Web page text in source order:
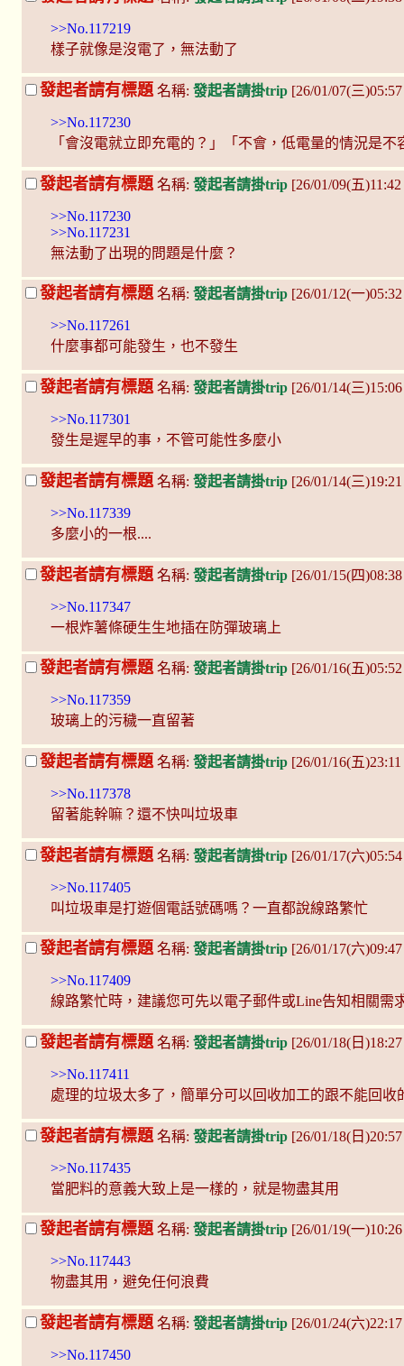
>>No.117219
樣子就像是沒電了，無法動了
發起者請有標題 名稱: 發起者請掛trip [26/01/07(三
>>No.117230
「會沒電就立即充電的？」「不會，低電量的情況是不
發起者請有標題 名稱: 發起者請掛trip [26/01/09(五
>>No.117230
>>No.117231
無法動了出現的問題是什麼？
發起者請有標題名稱: 發起者請掛trip [26/01/12(一
>>No.117261
什麼事都可能發生，也不發生
發起者請有標題 名稱: 發起者請掛trip [26/01/14(三
>>No.117301
發生是遲早的事，不管可能性多麼小
發起者請有標題 名稱: 發起者請掛trip [26/01/14(三
>>No.117339
多麼小的一根....
發起者請有標題 名稱: 發起者請掛trip [26/01/15(四
>>No.117347
一根炸薯條硬生生地插在防彈玻璃上
發起者請有標題 名稱: 發起者請掛trip [26/01/16(五
>>No.117359
玻璃上的污穢一直留著
發起者請有標題 名稱: 發起者請掛trip [26/01/16(五
>>No.117378
留著能幹嘛？還不快叫垃圾車
發起者請有標題 名稱: 發起者請掛trip [26/01/17(六
>>No.117405
叫垃圾車是打遊個電話號碼嗎？一直都說線路繁忙
發起者請有標題 名稱: 發起者請掛trip [26/01/17(六
>>No.117409
線路繁忙時，建議您可先以電子郵件或Line告知相關需
發起者請有標題 名稱: 發起者請掛trip [26/01/18(日
>>No.117411
處理的垃圾太多了，簡單分可以回收加工的跟不能回
發起者請有標題 名稱: 發起者請掛trip [26/01/18(日
>>No.117435
當肥料的意義大致上是一樣的，就是物盡其用
發起者請有標題 名稱: 發起者請掛trip [26/01/19(一
>>No.117443
物盡其用，避免任何浪費
發起者請有標題 名稱: 發起者請掛trip [26/01/24(六
>>No.117450